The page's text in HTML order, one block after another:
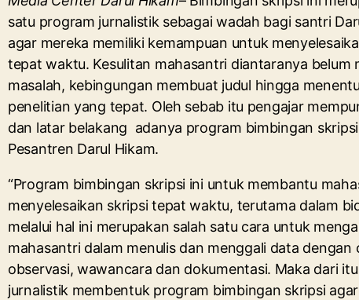
satu program jurnalistik sebagai wadah bagi santri
agar mereka memiliki kemampuan untuk
tepat waktu. Kesulitan mahasantri diantaranya belum
masalah, kebingungan membuat judul hingga
penelitian yang tepat. Oleh sebab itu pengajar
dan latar belakang adanya program bimbingan
Pesantren Darul Hikam.
“Program bimbingan skripsi ini untuk membantu
menyelesaikan skripsi tepat waktu, terutama dalam
melalui hal ini merupakan salah satu cara untuk
mahasantri dalam menulis dan menggali data dengan
observasi, wawancara dan dokumentasi. Maka dari
jurnalistik membentuk program bimbingan skripsi